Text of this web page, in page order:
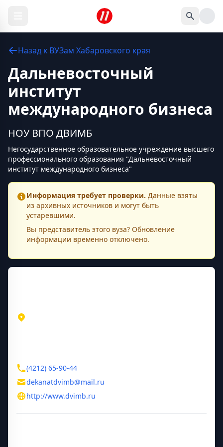
Назад к ВУЗам Хабаровского края
Дальневосточный
институт
международного бизнеса
НОУ ВПО ДВИМБ
Негосударственное образовательное учреждение высшего
профессионального образования "Дальневосточный
институт международного бизнеса"
Информация требует проверки. Данные взяты
из архивных источников и могут быть
устаревшими.
Вы представитель этого вуза? Обновление
информации временно отключено.
(4212) 65-90-44
dekanatdvimb@mail.ru
http://www.dvimb.ru